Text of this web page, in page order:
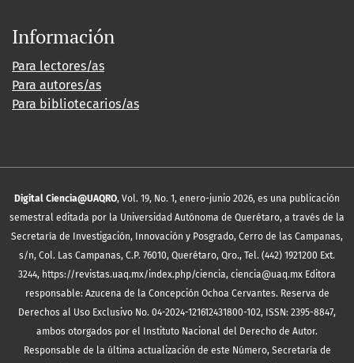
Información
Para lectores/as
Para autores/as
Para bibliotecarios/as
Digital Ciencia@UAQRO, Vol. 19, No. 1, enero-junio 2026, es una publicación
semestral editada por la Universidad Autónoma de Querétaro, a través de la
Secretaría de Investigación, Innovación y Posgrado, Cerro de las Campanas,
s/n, Col. Las Campanas, C.P. 76010, Querétaro, Qro., Tel. (442) 1921200 Ext.
3244, https://revistas.uaq.mx/index.php/ciencia, ciencia@uaq.mx Editora
responsable: Azucena de la Concepción Ochoa Cervantes. Reserva de
Derechos al Uso Exclusivo No. 04-2024-121612431800-102, ISSN: 2395-8847,
ambos otorgados por el Instituto Nacional del Derecho de Autor.
Responsable de la última actualización de este Número, Secretaría de